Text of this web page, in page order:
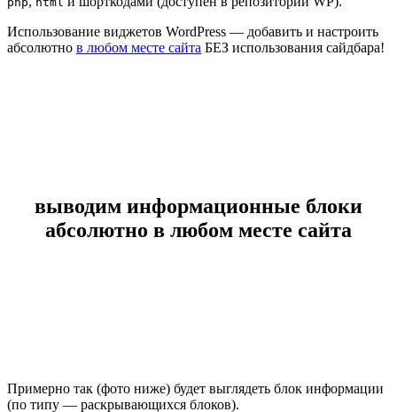
Использование виджетов WordPress — добавить и настроить
абсолютно в любом месте сайта БЕЗ использования сайдбара!
выводим информационные блоки
абсолютно в любом месте сайта
Примерно так (фото ниже) будет выглядеть блок информации
(по типу — раскрывающихся блоков).